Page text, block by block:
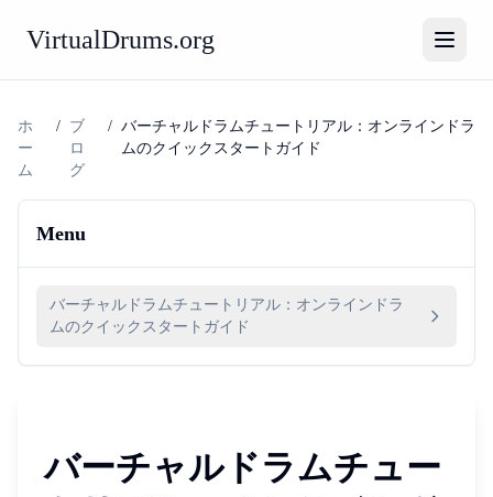
VirtualDrums.org
ホ
ー
ム
/
ブ
ロ
グ
/ バーチャルドラムチュートリアル：オンラインドラ
ムのクイックスタートガイド
Menu
バーチャルドラムチュートリアル：オンラインドラ
ムのクイックスタートガイド
バーチャルドラムチュー